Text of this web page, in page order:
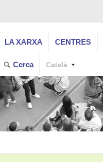
LA XARXA CENTRES
Cerca Català